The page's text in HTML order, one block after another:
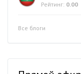
Рейтинг: 0.00
Все блоги